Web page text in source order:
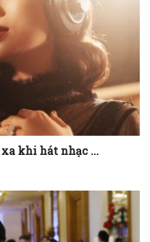
khi hát nhạc ...